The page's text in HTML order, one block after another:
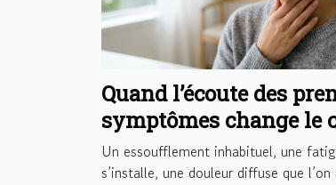
Quand l’écoute des
symptômes change le
d’une pathologie
Un essoufflement inhabituel, une
s’installe, une douleur diffuse que